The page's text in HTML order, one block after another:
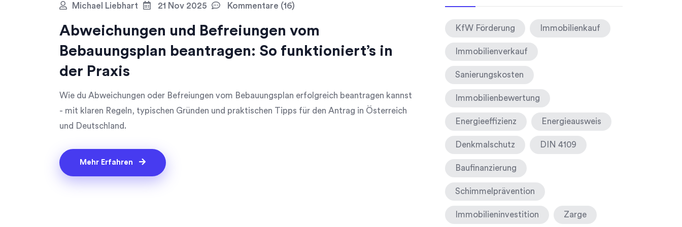
Michael Liebhart 21 Nov 2025 Kommentare (16)
Abweichungen und Befreiungen vom
Bebauungsplan beantragen: So funktioniert’s in
der Praxis
Wie du Abweichungen oder Befreiungen vom Bebauungsplan erfolgreich beantragen kannst
- mit klaren Regeln, typischen Gründen und praktischen Tipps für den Antrag in Österreich
und Deutschland.
Mehr Erfahren
KfW Förderung Immobilienkauf
Immobilienverkauf
Sanierungskosten
Immobilienbewertung
Energieeffizienz Energieausweis
Denkmalschutz DIN 4109
Baufinanzierung
Schimmelprävention
Immobilieninvestition Zarge